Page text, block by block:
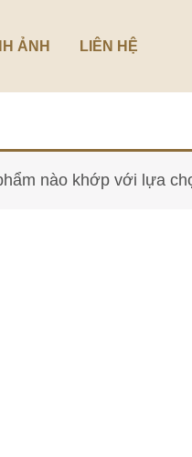
ẢNH LIÊN HỆ
nào khớp với lựa